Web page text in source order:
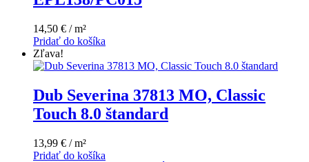
14,50 € / m²
Pridať do košíka
Zľava!
Dub Severina 37813 MO, Classic
Touch 8.0 štandard
13,99 € / m²
Pridať do košíka